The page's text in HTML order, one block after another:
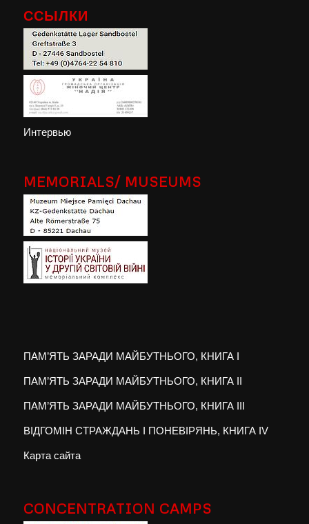
ССЫЛКИ
Интервью
MEMORIALS/ MUSEUMS
ПАМ’ЯТЬ ЗАРАДИ МАЙБУТНЬОГО, КНИГА I
ПАМ’ЯТЬ ЗАРАДИ МАЙБУТНЬОГО, КНИГА II
ПАМ’ЯТЬ ЗАРАДИ МАЙБУТНЬОГО, КНИГА III
ВІДГОМІН СТРАЖДАНЬ І ПОНЕВІРЯНЬ, КНИГА IV
Карта сайта
CONCENTRATION CAMPS